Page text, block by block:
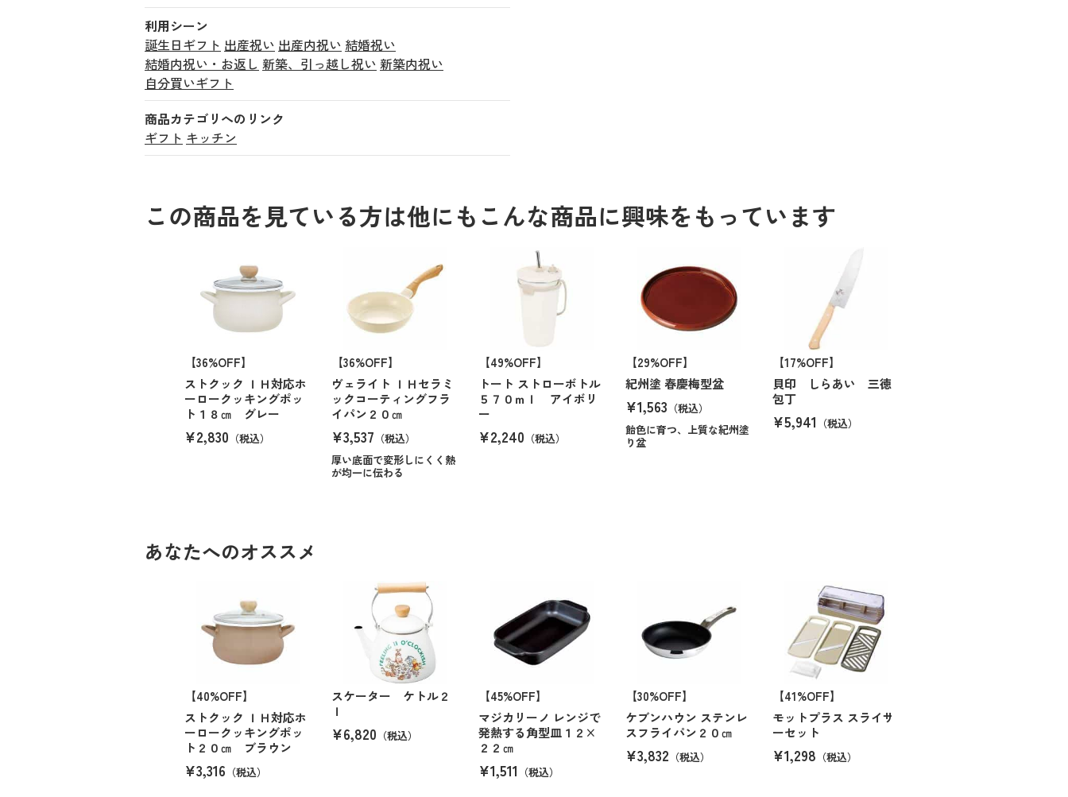
利用シーン
誕生日ギフト 出産祝い 出産内祝い 結婚祝い
結婚内祝い・お返し 新築、引っ越し祝い 新築内祝い
自分買いギフト
商品カテゴリへのリンク
ギフト キッチン
この商品を見ている方は他にもこんな商品に興味をもっています
【36%OFF】
ストクック ＩＨ対応ホ
ーロークッキングポッ
ト１８㎝ グレー
¥2,830 （税込）
【36%OFF】
ヴェライト ＩＨセラミ
ックコーティングフラ
イパン２０㎝
¥3,537 （税込）
厚い底面で変形しにくく熱
が均一に伝わる
【49%OFF】
トート ストローボトル
５７０ｍｌ アイボリ
ー
¥2,240 （税込）
【29%OFF】
紀州塗 春慶梅型盆
¥1,563 （税込）
飴色に育つ、上質な紀州塗
り盆
【17%OFF】
貝印 しらあい 三徳
包丁
¥5,941 （税込）
あなたへのオススメ
【40%OFF】
ストクック ＩＨ対応ホ
ーロークッキングポッ
ト２０㎝ ブラウン
¥3,316 （税込）
スケーター ケトル２
ｌ
¥6,820 （税込）
【45%OFF】
マジカリーノ レンジで
発熱する角型皿１２×
２２㎝
¥1,511 （税込）
【30%OFF】
ケブンハウン ステンレ
スフライパン２０㎝
¥3,832 （税込）
【41%OFF】
モットプラス スライサ
ーセット
¥1,298 （税込）